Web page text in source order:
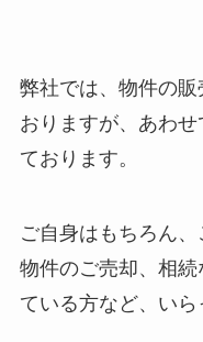
弊社では、物件の
おりますが、あわ
ております。
ご自身はもちろん
物件のご売却、相
ている方など、いら